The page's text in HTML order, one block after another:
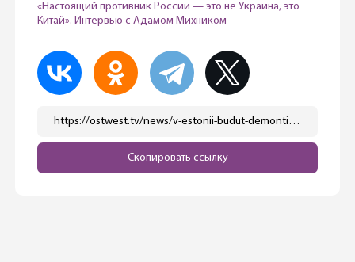
«Настоящий противник России — это не Украина, это
Китай». Интервью с Адамом Михником
https://ostwest.tv/news/v-estonii-budut-demontirovany-sovetskie-pamyatniki/
Скопировать ссылку